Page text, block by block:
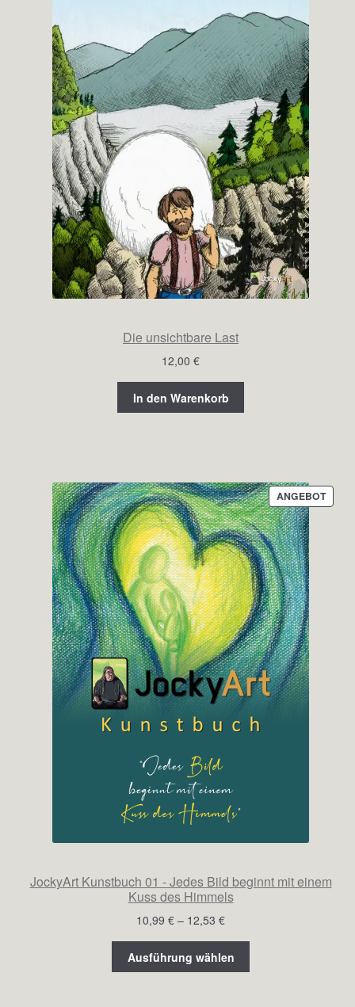
Die unsichtbare Last
12,00 €
In den Warenkorb
ANGEBOT
IM
JockyArt Kunstbuch 01 - Jedes Bild beginnt mit einem
Kuss des Himmels
10,99 € – 12,53 €Preisspanne:
bis
12,53 €
Ausführung wählen